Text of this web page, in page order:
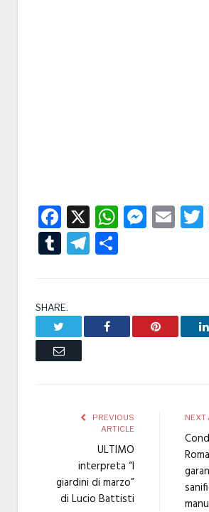
Facebook
X
TumblrTelegram
SHARE.
Facebook Pinterest
Email
PREVIOUS
ARTICLE
ULTIMO
interpreta “I
giardini di marzo”
di Lucio Battisti
NEXT